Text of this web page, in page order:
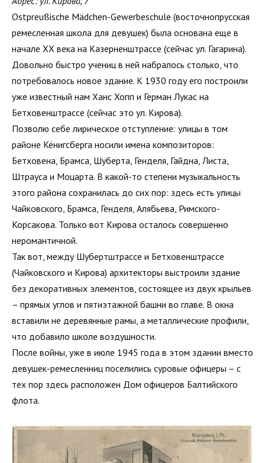
Ostpreußische Mädchen-Gewerbeschule (восточнопрусская
ремесленная школа для девушек) была основана еще в
начале ХХ века на Казерненштрассе (сейчас ул. Гагарина).
Довольно быстро учениц в ней набралось столько, что
потребовалось новое здание. К 1930 году его построили
уже известный нам Ханс Хопп и Герман Лукас на
Бетховенштрассе (сейчас это ул. Кирова).
Позволю себе лирическое отступление: улицы в том
районе Кёнигсберга носили имена композиторов:
Бетховена, Брамса, Шуберта, Генделя, Гайдна, Листа,
Штрауса и Моцарта. В какой-то степени музыкальность
этого района сохранилась до сих пор: здесь есть улицы
Чайковского, Брамса, Генделя, Алябьева, Римского-
Корсакова. Только вот Кирова осталось совершенно
неромантичной.
Так вот, между Шубертштрассе и Бетховенштрассе
(Чайковского и Кирова) архитекторы выстроили здание
без декоративных элементов, состоящее из двух крыльев
– прямых углов и пятиэтажной башни во главе. В окна
вставили не деревянные рамы, а металлические профили,
что добавило школе воздушности.
После войны, уже в июле 1945 года в этом здании вместо
девушек-ремесленниц поселились суровые офицеры – с
тех пор здесь расположен Дом офицеров Балтийского
флота.